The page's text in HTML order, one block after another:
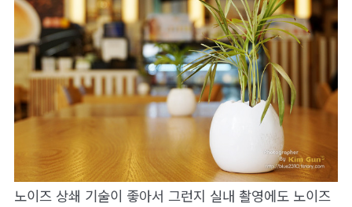
노이즈 상쇄 기술이 좋아서 그런지 실내 촬영에도 노이즈